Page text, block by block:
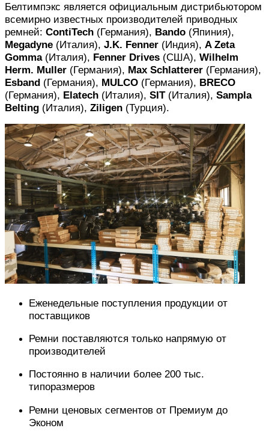
Белтимпэкс является официальным дистрибьютором
всемирно известных производителей приводных
ремней: ContiTech (Германия), Bando (Япиния),
Megadyne (Италия), J.K. Fenner (Индия), A Zeta
Gomma(Италия), Fenner Drives (США), Wilhelm
Herm. Muller (Германия), Max Schlatterer (Германия),
Esband (Германия), MULCO (Германия), BRECO
(Германия), Elatech (Италия), SIT(Италия), Sampla
Belting (Италия), Ziligen (Турция).
Еженедельные поступления продукции от
поставщиков
Ремни поставляются только напрямую от
производителей
Постоянно в наличии более 200 тыс.
типоразмеров
Ремни ценовых сегментов от Премиум до
Эконом